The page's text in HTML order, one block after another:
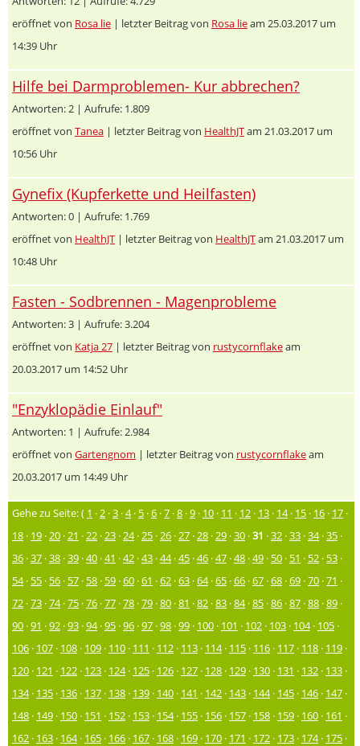
eröffnet von Rosa lie | letzter Beitrag von Rosa lieam 25.03.2017 um
14:39 Uhr
Hilfe bei Darmproblemen- Kur abbrechen?
Antworten: 2 | Aufrufe: 1.809
eröffnet von Tanea | letzter Beitrag von HealthJTam 21.03.2017 um
10:56 Uhr
Gynefix (Kupferkette und Heilfasten)
Antworten: 0 | Aufrufe: 1.769
eröffnet von HealthJT | letzter Beitrag von HealthJTam 21.03.2017 um
10:48 Uhr
Fasten - Sodbrennen - Magenprobleme
Antworten: 3 | Aufrufe: 3.204
eröffnet von Katja 27 | letzter Beitrag von rustycornflakeam
20.03.2017 um 14:52 Uhr
"Enzyklopädie Einlauf"
Antworten: 1 | Aufrufe: 2.984
eröffnet von Gartengnom | letzter Beitrag von rustycornflakeam
20.03.2017 um 14:49 Uhr
Gehe zu Seite: ( 1 ·2 ·3 ·4· 5 ·6 ·7 ·8 ·9 · 10 · 11 · 12 · 13 · 14· 15 · 16 · 17 ·
18 · 19 ·20 ·21 ·22 ·23 ·24·25 ·26 ·27 ·28 ·29 ·30 ·31 ·32 ·33 ·34·35 ·
36 ·37 ·38 ·39 ·40 ·41 ·42 ·43 ·44·45 ·46 ·47 ·48 ·49 · 50 · 51 · 52 · 53 ·
54· 55 · 56 · 57 · 58 · 59 ·60 ·61 ·62 ·63 ·64·65 ·66 ·67 ·68 ·69 ·70 ·71 ·
72 ·73 ·74·75 ·76 ·77 ·78 ·79 ·80 ·81 ·82 ·83 ·84·85 ·86 ·87 ·88 ·89 ·
90 ·91 ·92 ·93 ·94·95 ·96 ·97 ·98 ·99 · 100 · 101 · 102 · 103 · 104· 105 ·
106 · 107 · 108 · 109 · 110 · 111 · 112 · 113 · 114· 115 · 116 · 117 · 118 · 119 ·
120 · 121 · 122 · 123 · 124· 125 · 126 · 127 · 128 · 129 · 130 · 131 · 132 · 133 ·
134· 135 · 136 · 137 · 138 · 139 · 140 · 141 · 142 · 143 · 144· 145 · 146 · 147 ·
148 · 149 · 150 · 151 · 152 · 153 · 154· 155 · 156 · 157 · 158 · 159 · 160 · 161 ·
162 · 163 · 164· 165 · 166 · 167 · 168 · 169 · 170 · 171 · 172 · 173 · 174· 175 ·